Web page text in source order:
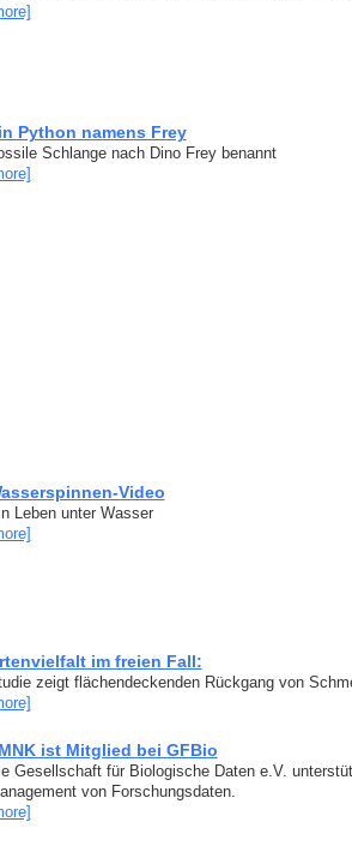
Python namens Frey
Schlange nach Dino Frey benannt
Video
Leben unter Wasser
im freien Fall:
zeigt flächendeckenden Rückgang von
ist Mitglied bei GFBio
Gesellschaft für Biologische Daten e.V.
von Forschungsdaten.